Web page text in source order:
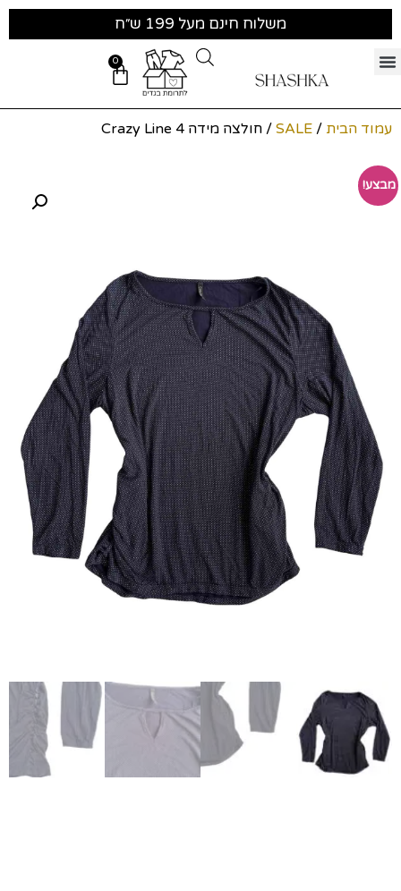
משלוח חינם מעל 199 ש״ח
0
עמוד הבית /
SALE / חולצה מידה Crazy Line 4
מבצע!